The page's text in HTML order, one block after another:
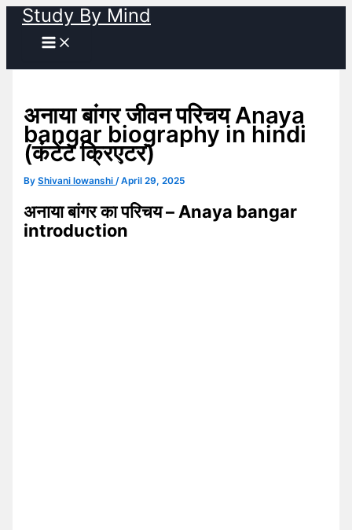
Skip
content
Study By Mind
अनाया बांगर जीवन परिचय Anaya
bangar biography in hindi
(कंटेंट क्रिएटर)
ByShivani lowanshi/April 29, 2025
अनाया बांगर का परिचय – Anaya bangar
introduction